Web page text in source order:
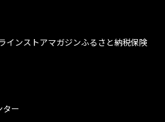
インストアマガジンふるさと納税保険
ター